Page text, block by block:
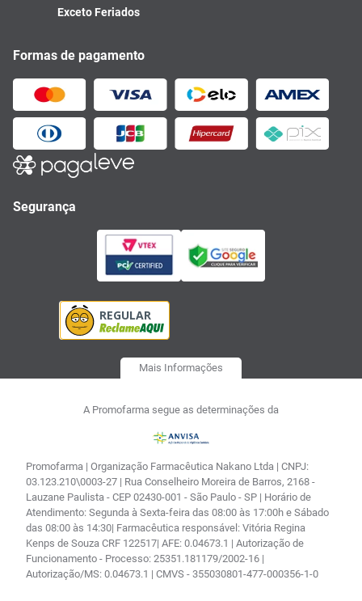
Exceto Feriados
Formas de pagamento
Segurança
Mais Informações
A Promofarma segue as determinações da
Promofarma | Organização Farmacêutica Nakano Ltda | CNPJ:
03.123.210\0003-27 | Rua Conselheiro Moreira de Barros, 2168 -
Lauzane Paulista - CEP 02430-001 - São Paulo - SP | Horário de
Atendimento: Segunda à Sexta-feira das 08:00 às 17:00h e Sábado
das 08:00 às 14:30| Farmacêutica responsável: Vitória Regina
Kenps de Souza CRF 122517| AFE: 0.04673.1 | Autorização de
Funcionamento - Processo: 25351.181179/2002-16 |
Autorização/MS: 0.04673.1 | CMVS - 355030801-477-000356-1-0